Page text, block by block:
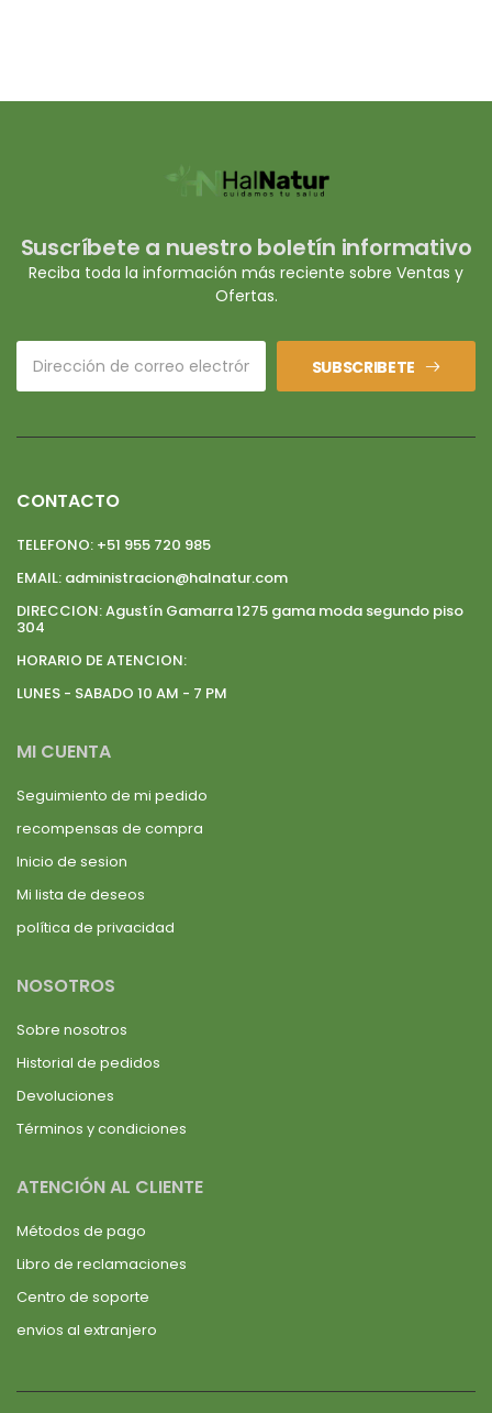
Suscríbete a nuestro boletín informativo
Reciba toda la información más reciente sobre Ventas y
Ofertas.
SUBSCRIBETE
CONTACTO
TELEFONO: +51 955 720 985
EMAIL: administracion@halnatur.com
DIRECCION:Agustín Gamarra 1275 gama moda segundo piso
304
HORARIO DE ATENCION:
LUNES - SABADO 10 AM - 7 PM
MI CUENTA
Seguimiento de mi pedido
recompensas de compra
Inicio de sesion
Mi lista de deseos
política de privacidad
NOSOTROS
Sobre nosotros
Historial de pedidos
Devoluciones
Términos y condiciones
ATENCIÓN AL CLIENTE
Métodos de pago
Libro de reclamaciones
Centro de soporte
envios al extranjero